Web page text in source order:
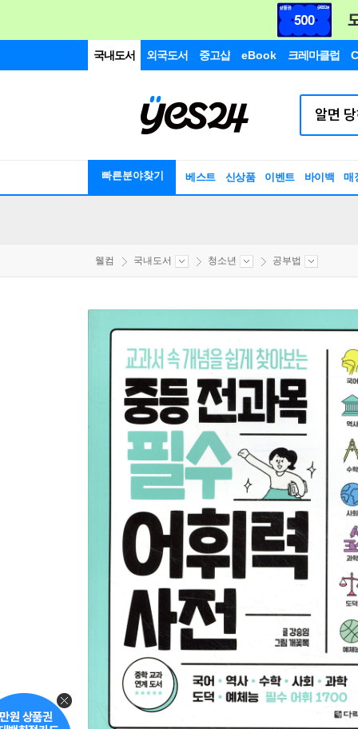
국내도서 외국도서 중고샵 eBook 크레마클럽
빠른분야찾기 베스트 신상품 이벤트 바이백 매
웰컴 국내도서 청소년 공부법